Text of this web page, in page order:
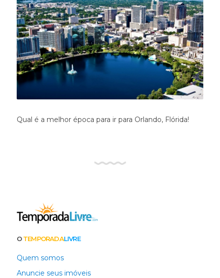
Qual é a melhor época para ir para Orlando, Flórida!
OTEMPORADALIVRE
Quem somos
Anuncie seus imóveis